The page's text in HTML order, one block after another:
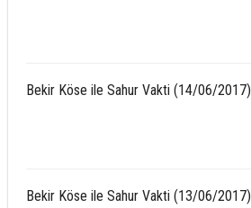
Bekir Köse ile Sahur Vakti (14/06/2017)
Bekir Köse ile Sahur Vakti (13/06/2017)